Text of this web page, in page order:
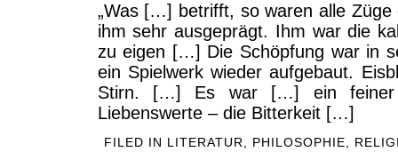
„Was […] betrifft, so waren alle Züge
ihm sehr ausgeprägt. Ihm war die
zu eigen […] Die Schöpfung war in
ein Spielwerk wieder aufgebaut.
Stirn. […] Es war […] ein feiner
Liebenswerte – die Bitterkeit […]
FILED IN LITERATUR PHILOSOPHIE